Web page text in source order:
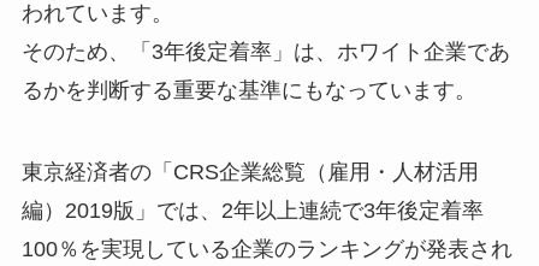
われています。
そのため、「3年後定着率」は、ホワイト企業であ
るかを判断する重要な基準にもなっています。
東京経済者の「CRS企業総覧（雇用・人材活用
編）2019版」では、2年以上連続で3年後定着率
100％を実現している企業のランキングが発表され